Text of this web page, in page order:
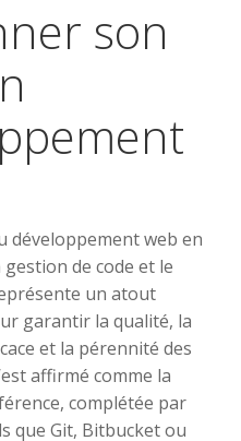
son
développement web en
de code et le
un atout
garantir la qualité, la
et la pérennité des
affirmé comme la
complétée par
que Git, Bitbucket ou